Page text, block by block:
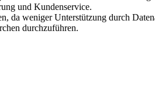
und Kundenservice.
da weniger Unterstützung durch
durchzuführen.